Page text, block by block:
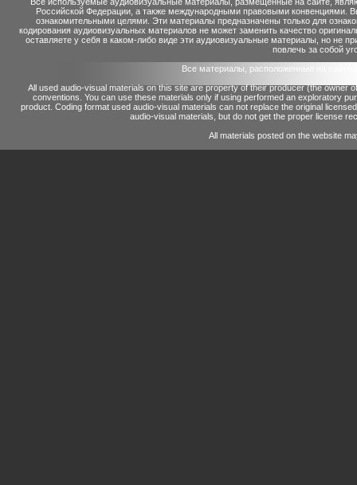
Российской Федерации, а также международными правовыми конвенциями.
ознакомительными целями. Эти материалы предназначены только для
кодирования аудиовизуальных материалов не может заменить качество
оставляете у себя в каком-либо виде эти аудиовизуальные материалы, но не
повлечь за собой
Все материалы, расположенные на сайте
All used audio-visual materials on this site are property of their producer (the owner
conventions. You can use these materials only if using performed an exploratory
product. Coding format used audio-visual materials can not replace the original
audio-visual materials, but do not get the proper license
All materials posted on the website